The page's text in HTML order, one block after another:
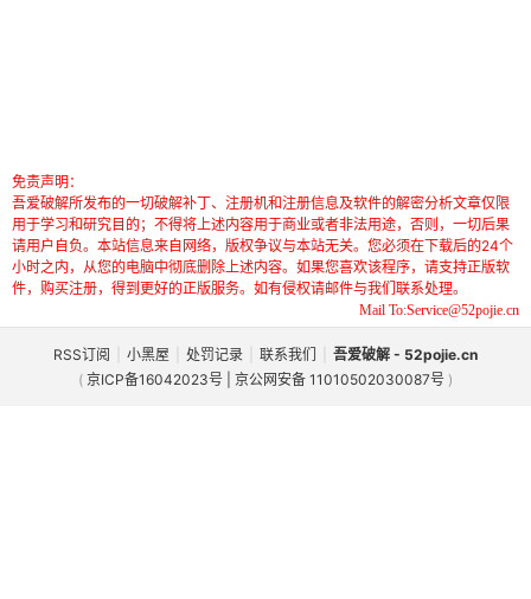
免责声明：
吾爱破解所发布的一切破解补丁、注册机和注册信息及软件的解密分析文章仅限
用于学习和研究目的；不得将上述内容用于商业或者非法用途，否则，一切后果
请用户自负。本站信息来自网络，版权争议与本站无关。您必须在下载后的24个
小时之内，从您的电脑中彻底删除上述内容。如果您喜欢该程序，请支持正版软
件，购买注册，得到更好的正版服务。如有侵权请邮件与我们联系处理。
Mail To:Service@52pojie.cn
RSS订阅 小黑屋 处罚记录 联系我们
吾爱破解 - 52pojie.cn
( 京ICP备16042023号 | 京公网安备 11010502030087号 )